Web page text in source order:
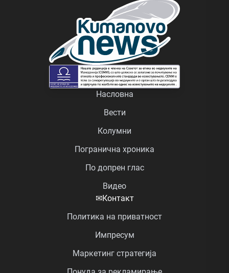
Насловна
Вести
Колумни
Погранична хроника
По допрен глас
Видео
✉Контакт
Политика на приватност
Импресум
Маркетинг стратегија